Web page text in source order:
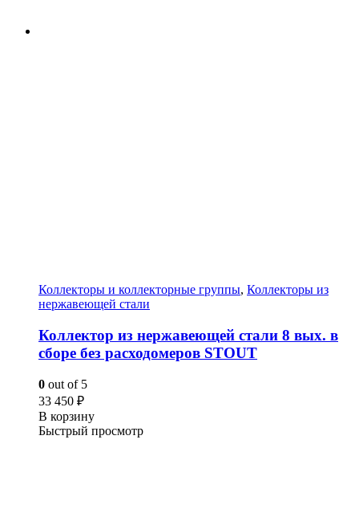
Коллекторы и коллекторные группы, Коллекторы из
нержавеющей стали
Коллектор из нержавеющей стали 8 вых. в
сборе без расходомеров STOUT
0 out of 5
33 450 ₽
В корзину
Быстрый просмотр